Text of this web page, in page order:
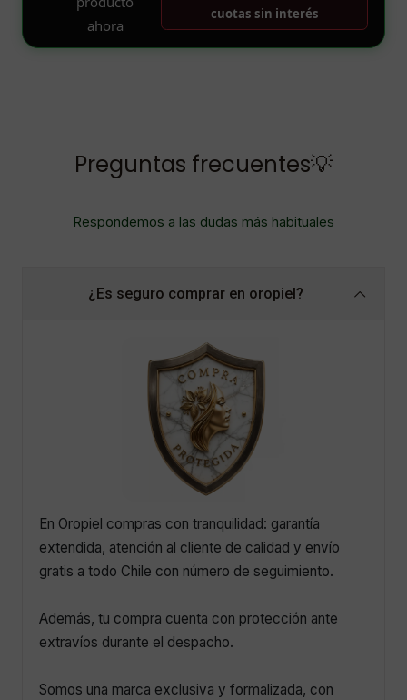
Preguntas frecuentes💡
Respondemos a las dudas más habituales
¿Es seguro comprar en oropiel?
En Oropiel compras con tranquilidad: garantía
extendida, atención al cliente de calidad y envío
gratis a todo Chile con número de seguimiento.
Además, tu compra cuenta con protección ante
extravíos durante el despacho.
Somos una marca exclusiva y formalizada, con